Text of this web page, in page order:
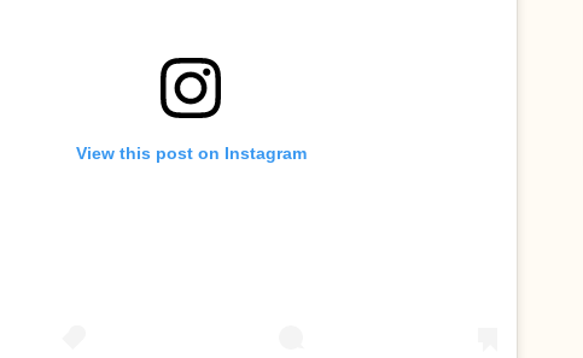
View this post on Instagram